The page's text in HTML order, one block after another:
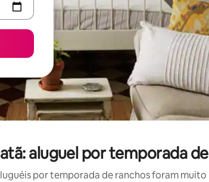
aluguel por temporada
por temporada de ranchos foram